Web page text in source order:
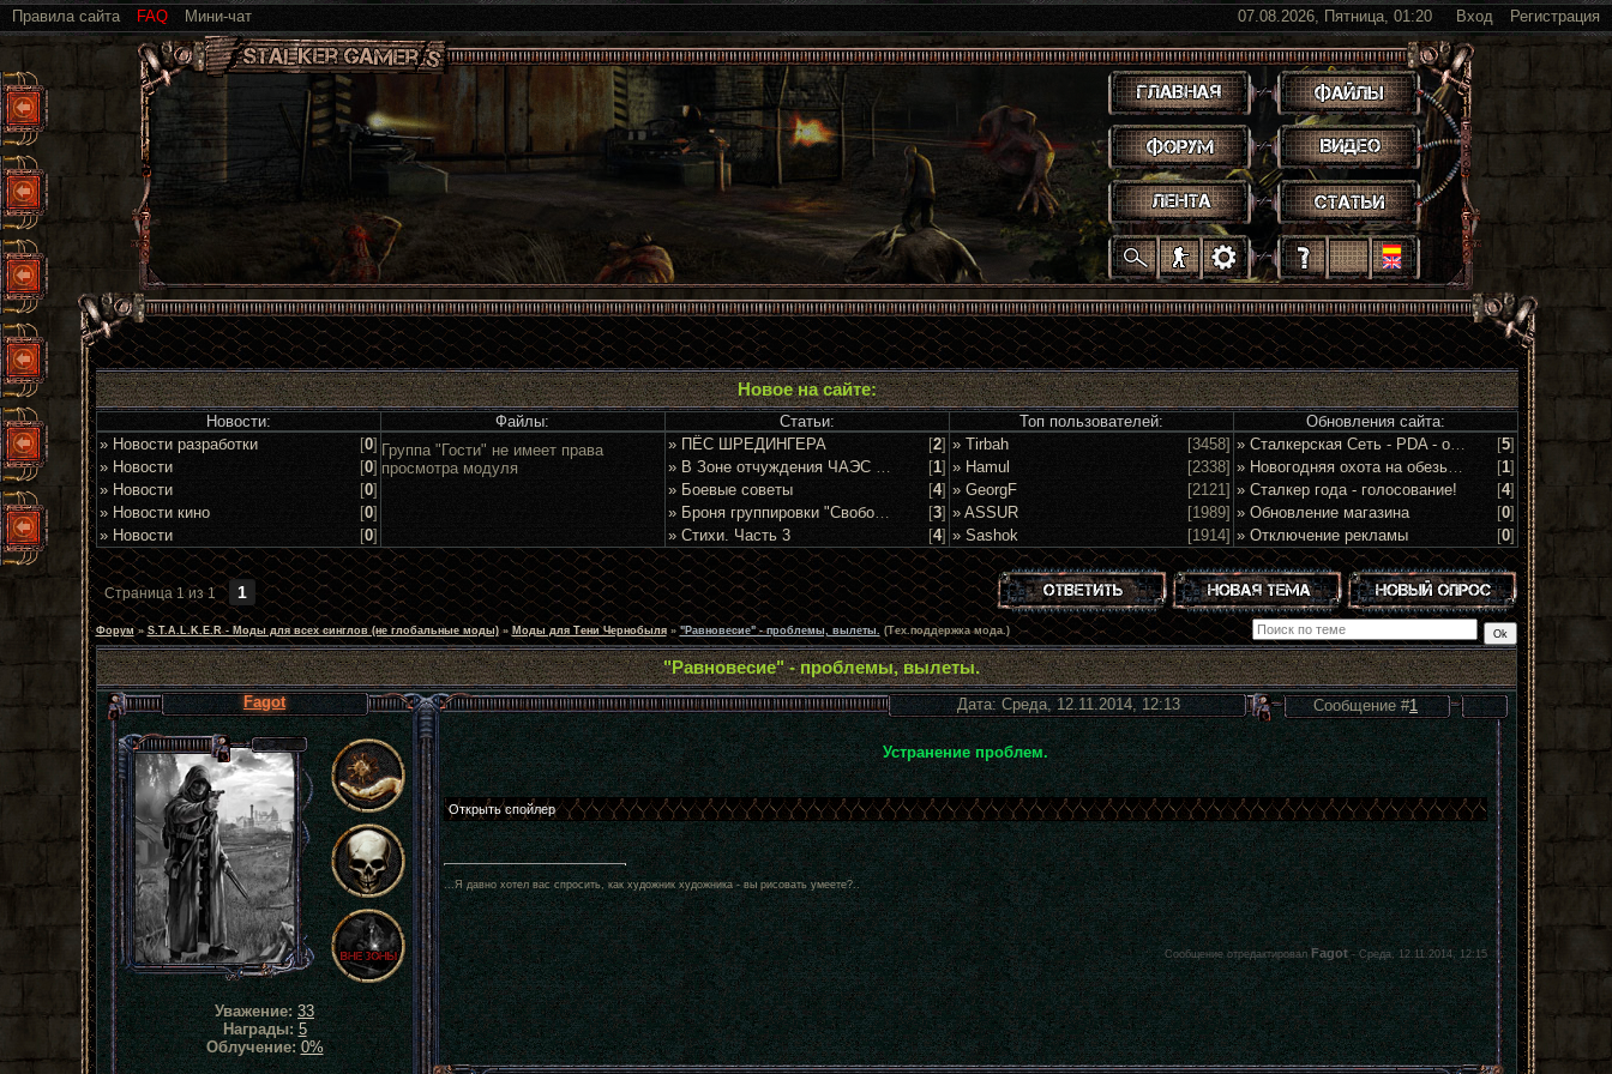
Правила сайта FAQ Мини-чат Вход Регистрация
07.08.2026, Пятница, 01:20
.
.
.
.
.
.
. . . . .
Новое на сайте:
Новости: Файлы: Статьи: Топ пользователей:
Обновления сайта:
» Новости разработки
[0]
» Новости
[0]
» Новости
[0]
» Новости кино
[0]
» Новости
[0]
Группа "Гости" не имеет права
просмотра модуля
» ПЁС ШРЕДИНГЕРА [2]
» В Зоне отчуждения ЧАЭС задержан очередной сталкер
[1]
» Боевые советы
[4]
» Броня группировки "Свобода"
[3]
» Стихи. Часть 3
[4]
» Tirbah
[3458]
» Hamul
[2338]
» GeorgF
[2121]
» ASSUR
[1989]
» Sashok
[1914]
» Сталкерская Сеть - PDA - обсуждение и предложения [5]
» Новогодняя охота на обезьян 2016!
[1]
» Сталкер года - голосование!
[4]
» Обновление магазина
[0]
» Отключение рекламы
[0]
Страница1из1 1
Форум » S.T.A.L.K.E.R - Моды для всех синглов (не глобальные моды) » Моды для Тени Чернобыля » "Равновесие" - проблемы, вылеты. (Тех.поддержка мода.)
"Равновесие" - проблемы, вылеты.
Дата: Среда, 12.11.2014, 12:13 Сообщение #1
Устранение проблем.
...Я давно хотел вас спросить, как художник художника - вы рисовать умеете?..
Сообщение отредактировал Fagot- Среда, 12.11.2014, 12:15
Fagot
Уважение: 33
Награды: 5
Облучение:0%